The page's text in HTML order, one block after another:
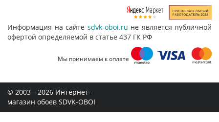
Информация на сайте sdvk-oboi.ru не является публичной
офертой определяемой в статье 437 ГК РФ
Мы принимаем к оплате
© 2003—2026 Интернет-
магазин обоев SDVK-OBOI